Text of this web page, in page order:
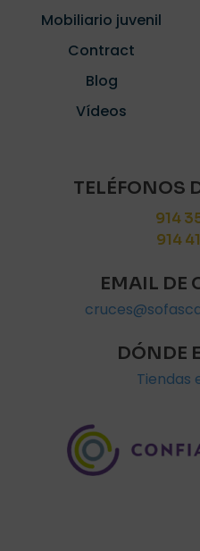
Mobiliario juvenil
Contract
Blog
Vídeos
TELÉFONOS
914
914
EMAIL DE
DÓNDE
Tiendas